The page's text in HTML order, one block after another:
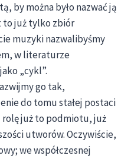
by można było nazwać ją
to już tylko zbiór
muzyki nazwalibyśmy
w literaturze
„cykl”.
go tak,
do tomu stałej postaci
rolę już to podmiotu, już
utworów. Oczywiście,
we współczesnej